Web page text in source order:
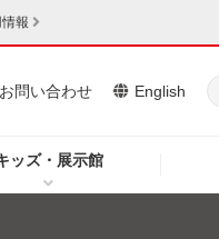
ッズ・展示館
問い合わせ English
給
お客さま
報